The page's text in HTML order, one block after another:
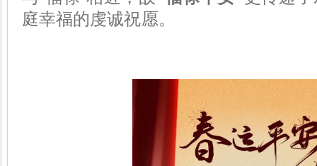
庭幸福的虔诚祝愿。